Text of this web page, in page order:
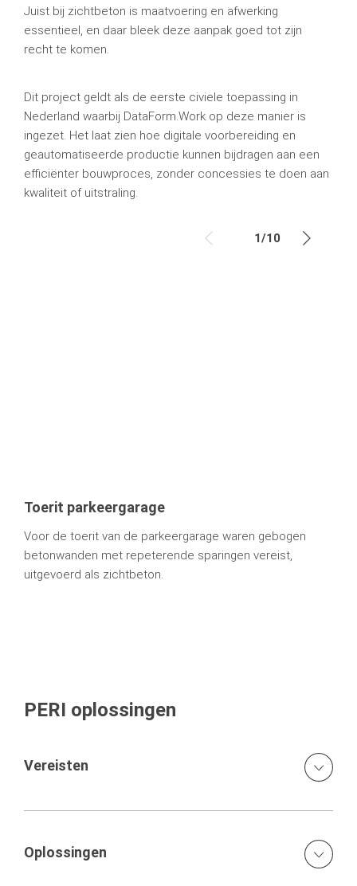
Juist bij zichtbeton is maatvoering en afwerking
essentieel, en daar bleek deze aanpak goed tot zijn
recht te komen.
Dit project geldt als de eerste civiele toepassing in
Nederland waarbij DataForm.Work op deze manier is
ingezet. Het laat zien hoe digitale voorbereiding en
geautomatiseerde productie kunnen bijdragen aan een
efficiënter bouwproces, zonder concessies te doen aan
kwaliteit of uitstraling.
1/10
Toerit parkeergarage
Voor de toerit van de parkeergarage waren gebogen
betonwanden met repeterende sparingen vereist,
uitgevoerd als zichtbeton.
PERI oplossingen
Vereisten
uitgevoerd als zichtbeton. Dit stelde hoge eisen aan
maatvoering, afwerking en reproduceerbaarheid. De
Oplossingen